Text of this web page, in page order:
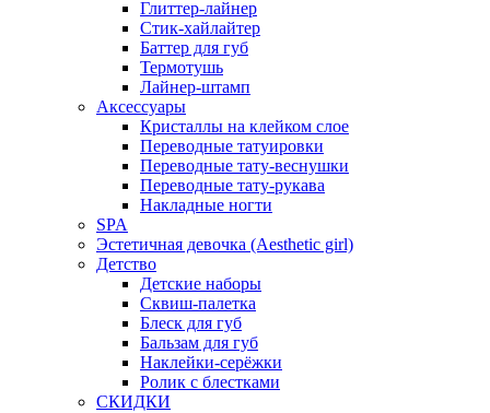
Глиттер-лайнер
Стик-хайлайтер
Баттер для губ
Термотушь
Лайнер-штамп
Аксессуары
Кристаллы на клейком слое
Переводные татуировки
Переводные тату-веснушки
Переводные тату-рукава
Накладные ногти
SPA
Эстетичная девочка (Aesthetic girl)
Детство
Детские наборы
Сквиш-палетка
Блеск для губ
Бальзам для губ
Наклейки-серёжки
Ролик с блестками
СКИДКИ